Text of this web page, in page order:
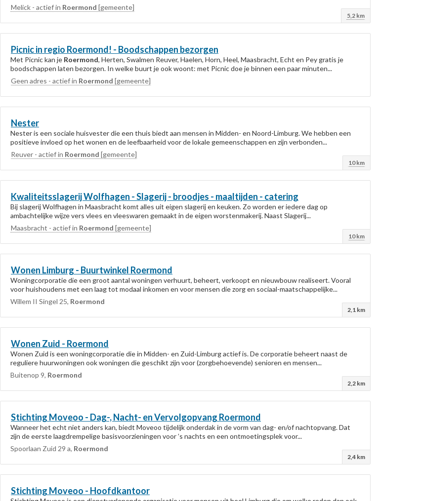
Melick - actief in Roermond [gemeente]
5,2 km
Picnic in regio Roermond! - Boodschappen bezorgen
Met Picnic kan je Roermond, Herten, Swalmen Reuver, Haelen, Horn, Heel, Maasbracht, Echt en Pey gratis je
boodschappen laten bezorgen. In welke buurt je ook woont: met Picnic doe je binnen een paar minuten...
Geen adres - actief in Roermond [gemeente]
Nester
Nester is een sociale huisvester die een thuis biedt aan mensen in Midden- en Noord-Limburg. We hebben een
positieve invloed op het wonen en de leefbaarheid voor de lokale gemeenschappen en zijn verbonden...
Reuver - actief in Roermond [gemeente]
10 km
Kwaliteitsslagerij Wolfhagen - Slagerij - broodjes - maaltijden - catering
Bij slagerij Wolfhagen in Maasbracht komt alles uit eigen slagerij en keuken. Zo worden er iedere dag op
ambachtelijke wijze vers vlees en vleeswaren gemaakt in de eigen worstenmakerij. Naast Slagerij...
Maasbracht - actief in Roermond [gemeente]
10 km
Wonen Limburg - Buurtwinkel Roermond
Woningcorporatie die een groot aantal woningen verhuurt, beheert, verkoopt en nieuwbouw realiseert. Vooral
voor huishoudens met een laag tot modaal inkomen en voor mensen die zorg en sociaal-maatschappelijke...
Willem II Singel 25, Roermond
2,1 km
Wonen Zuid - Roermond
Wonen Zuid is een woningcorporatie die in Midden- en Zuid-Limburg actief is. De corporatie beheert naast de
reguliere huurwoningen ook woningen die geschikt zijn voor (zorgbehoevende) senioren en mensen...
Buitenop 9, Roermond
2,2 km
Stichting Moveoo - Dag-, Nacht- en Vervolgopvang Roermond
Wanneer het echt niet anders kan, biedt Moveoo tijdelijk onderdak in de vorm van dag- en/of nachtopvang. Dat
zijn de eerste laagdrempelige basisvoorzieningen voor ’s nachts en een ontmoetingsplek voor...
Spoorlaan Zuid 29 a, Roermond
2,4 km
Stichting Moveoo - Hoofdkantoor